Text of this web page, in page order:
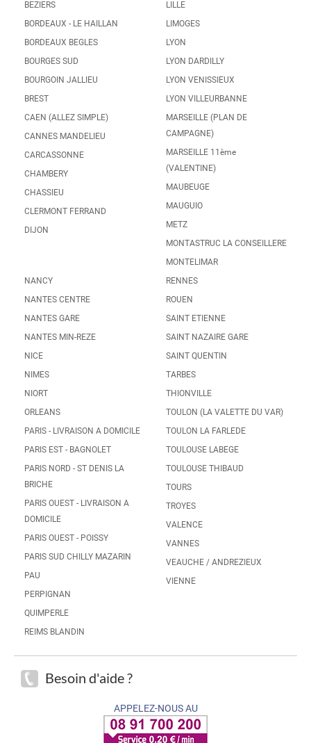
BEZIERS
BORDEAUX - LE HAILLAN
BORDEAUX BEGLES
BOURGES SUD
BOURGOIN JALLIEU
BREST
CAEN (ALLEZ SIMPLE)
CANNES MANDELIEU
CARCASSONNE
CHAMBERY
CHASSIEU
CLERMONT FERRAND
DIJON
LILLE
LIMOGES
LYON
LYON DARDILLY
LYON VENISSIEUX
LYON VILLEURBANNE
MARSEILLE (PLAN DE
CAMPAGNE)
MARSEILLE 11ème
(VALENTINE)
MAUBEUGE
MAUGUIO
METZ
MONTASTRUC LA CONSEILLERE
MONTELIMAR
NANCY
NANTES CENTRE
NANTES GARE
NANTES MIN-REZE
NICE
NIMES
NIORT
ORLEANS
PARIS - LIVRAISON A DOMICILE
PARIS EST - BAGNOLET
PARIS NORD - ST DENIS LA
BRICHE
PARIS OUEST - LIVRAISON A
DOMICILE
PARIS OUEST - POISSY
PARIS SUD CHILLY MAZARIN
PAU
PERPIGNAN
QUIMPERLE
REIMS BLANDIN
RENNES
ROUEN
SAINT ETIENNE
SAINT NAZAIRE GARE
SAINT QUENTIN
TARBES
THIONVILLE
TOULON (LA VALETTE DU VAR)
TOULON LA FARLEDE
TOULOUSE LABEGE
TOULOUSE THIBAUD
TOURS
TROYES
VALENCE
VANNES
VEAUCHE / ANDREZIEUX
VIENNE
Besoin d'aide ?
APPELEZ-NOUS AU